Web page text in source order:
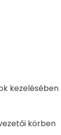
kezelésében
körben